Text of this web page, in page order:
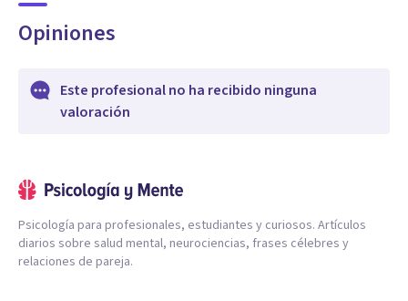
Opiniones
Este profesional no ha recibido ninguna
valoración
Psicología para profesionales, estudiantes y curiosos. Artículos
diarios sobre salud mental, neurociencias, frases célebres y
relaciones de pareja.